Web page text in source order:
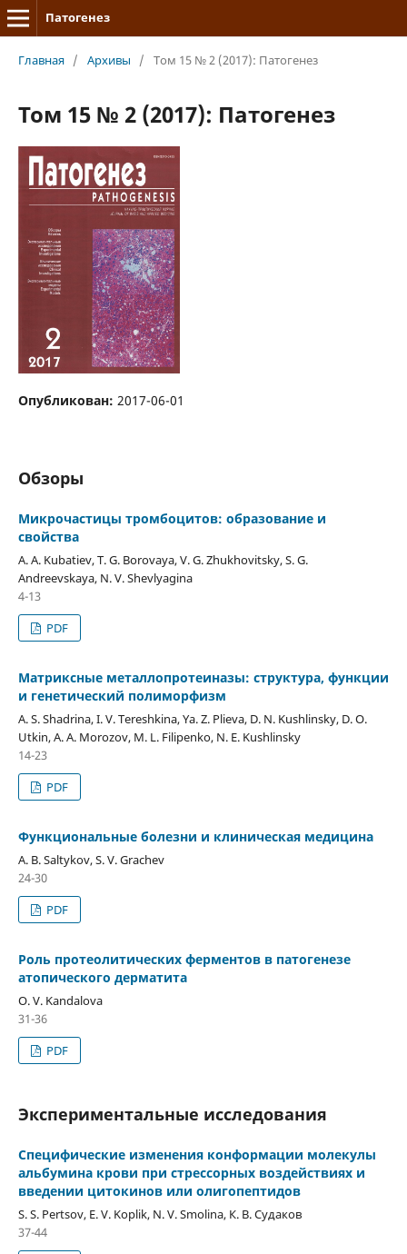
Патогенез
Главная / Архивы / Том 15 № 2 (2017): Патогенез
Том 15 № 2 (2017): Патогенез
Опубликован: 2017-06-01
Обзоры
Микрочастицы тромбоцитов: образование и
свойства
A. A. Kubatiev, T. G. Borovaya, V. G. Zhukhovitsky, S. G.
Andreevskaya, N. V. Shevlyagina
4-13
PDF
Матриксные металлопротеиназы: структура, функции
и генетический полиморфизм
A. S. Shadrina, I. V. Tereshkina, Ya. Z. Plieva, D. N. Kushlinsky, D. O.
Utkin, A. A. Morozov, M. L. Filipenko, N. E. Kushlinsky
14-23
PDF
Функциональные болезни и клиническая медицина
A. B. Saltykov, S. V. Grachev
24-30
PDF
Роль протеолитических ферментов в патогенезе
атопического дерматита
O. V. Kandalova
31-36
PDF
Экспериментальные исследования
Cпецифические изменения конформации молекулы
альбумина крови при стрессорных воздействиях и
введении цитокинов или олигопептидов
S. S. Pertsov, E. V. Koplik, N. V. Smolina, К. В. Судаков
37-44